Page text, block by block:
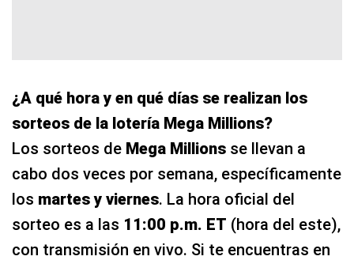
¿A qué hora y en qué días se realizan los
sorteos de la lotería Mega Millions?
Los sorteos de Mega Millions se llevan a
cabo dos veces por semana, específicamente
los martes y viernes. La hora oficial del
sorteo es a las 11:00 p.m. ET (hora del este),
con transmisión en vivo. Si te encuentras en